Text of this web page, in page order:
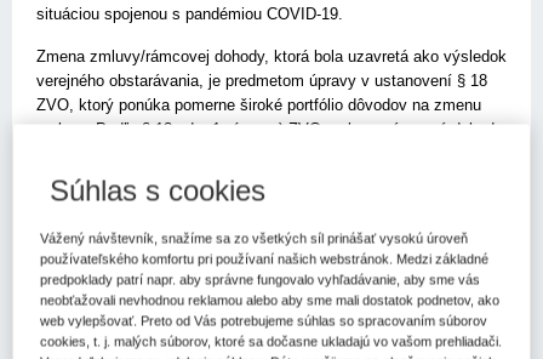
situáciou spojenou s pandémiou COVID-19.
Zmena zmluvy/rámcovej dohody, ktorá bola uzavretá ako výsledok
verejného obstarávania, je predmetom úpravy v ustanovení § 18
ZVO, ktorý ponúka pomerne široké portfólio dôvodov na zmenu
zmluvy. Podľa § 18 ods. 1 písm. c) ZVO zmluvu, rámcovú dohodu
nového verejného obstarávania, ak potreba zmeny vyplynula z
okolností, ktoré verejný obstarávateľ alebo obstarávateľ nemohol
nemení charakter zmluvy, rámcovej dohody alebo koncesnej
zmluvy.
Podľa § 18 ods. 5 ZVO zmenou z titulu okolností, ktoré nemohol
verejný obstarávateľ predvídať, nemôže dôjsť k navýšeniu hodnoty
Súhlas s cookies
Vážený návštevník, snažíme sa zo všetkých síl prinášať vysokú úroveň
používateľského komfortu pri používaní našich webstránok. Medzi základné
predpoklady patrí napr. aby správne fungovalo vyhľadávanie, aby sme vás
neobťažovali nevhodnou reklamou alebo aby sme mali dostatok podnetov, ako
web vylepšovať. Preto od Vás potrebujeme súhlas so spracovaním súborov
cookies, t. j. malých súborov, ktoré sa dočasne ukladajú vo vašom prehliadači.